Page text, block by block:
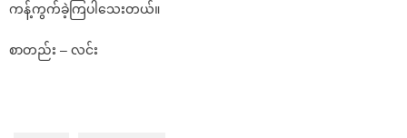
ကန့်ကွက်ခဲ့ကြပါသေးတယ်။
စာတည်း – လင်း